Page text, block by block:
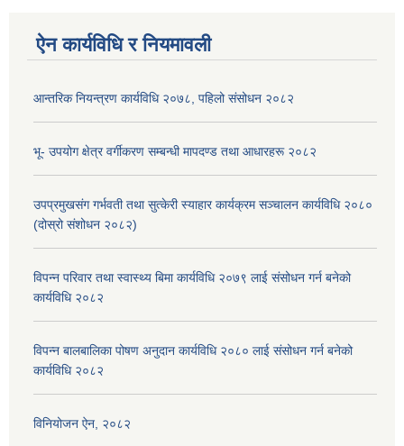
ऐन कार्यविधि र नियमावली
आन्तरिक नियन्त्रण कार्यविधि २०७८, पहिलो संसोधन २०८२
भू- उपयोग क्षेत्र वर्गीकरण सम्बन्धी मापदण्ड तथा आधारहरू २०८२
उपप्रमुखसंग गर्भवती तथा सुत्केरी स्याहार कार्यक्रम सञ्चालन कार्यविधि २०८०
(दोस्रो संशोधन २०८२)
विपन्न परिवार तथा स्वास्थ्य बिमा कार्यविधि २०७९ लाई संसोधन गर्न बनेको
कार्यविधि २०८२
विपन्न बालबालिका पोषण अनुदान कार्यविधि २०८० लाई संसोधन गर्न बनेको
कार्यविधि २०८२
विनियोजन ऐन, २०८२